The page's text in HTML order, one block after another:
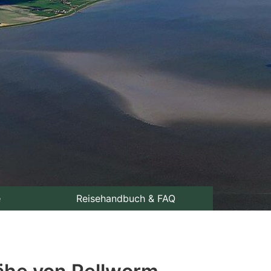
Reisehandbuch & FAQ